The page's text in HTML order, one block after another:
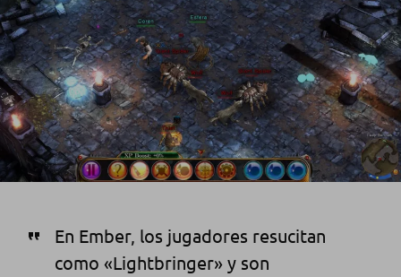
En Ember, los jugadores resucitan
como «Lightbringer» y son